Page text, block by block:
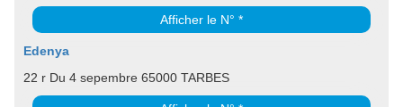
Afficher le N° *
Edenya
22 r Du 4 sepembre 65000 TARBES